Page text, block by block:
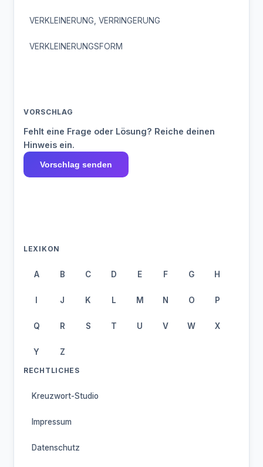
VERKLEINERUNG, VERRINGERUNG
VERKLEINERUNGSFORM
VORSCHLAG
Fehlt eine Frage oder Lösung? Reiche deinen
Hinweis ein.
Vorschlag senden
LEXIKON
A B C D E F G H
I J K L M N O P
Q R S T U V W X
Y Z
RECHTLICHES
Kreuzwort-Studio
Impressum
Datenschutz